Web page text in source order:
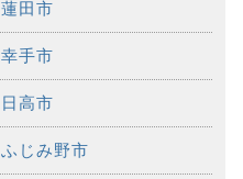
蓮田市
幸手市
日高市
ふじみ野市